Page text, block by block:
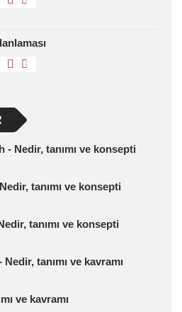
- Nedir, tanımı ve konsepti
tanımı ve konsepti
tanımı ve konsepti
tanımı ve kavramı
ve kavramı